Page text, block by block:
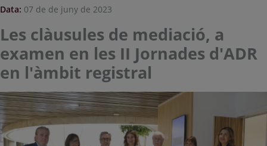
Data: 07 de de juny de 2023
Les clàusules de mediació, a
examen en les II Jornades d'ADR
en l'àmbit registral